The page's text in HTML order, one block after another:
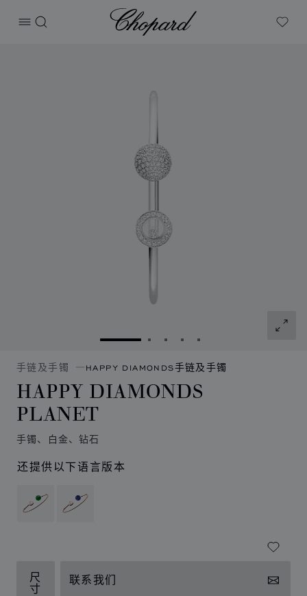
打开菜单
搜索
Chopard
My
转到幻灯片 1转到幻灯片 2
转到幻灯片 3
转到幻灯片 4
转到幻灯片 5
手链及手镯 HAPPY DIAMONDS手链及手镯
HAPPY DIAMONDS
PLANET
手镯、白金、钻石
还提供以下语言版本
尺
寸
联系我们